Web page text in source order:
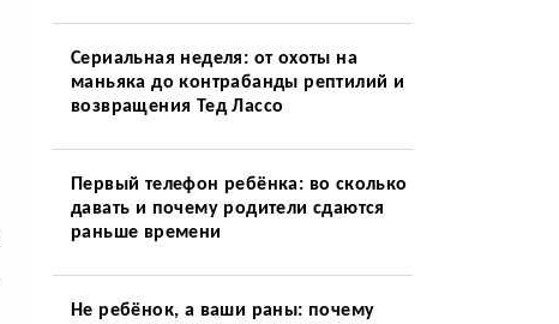
Сериальная неделя: от охоты на
маньяка до контрабанды рептилий и
возвращения Тед Лассо
Первый телефон ребёнка: во сколько
давать и почему родители сдаются
раньше времени
Не ребёнок, а ваши раны: почему